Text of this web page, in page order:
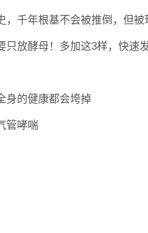
身的健康都会垮掉
管哮喘